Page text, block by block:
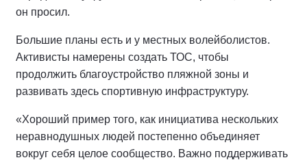
он просил.
Большие планы есть и у местных волейболистов.
Активисты намерены создать ТОС, чтобы
продолжить благоустройство пляжной зоны и
развивать здесь спортивную инфраструктуру.
«Хороший пример того, как инициатива нескольких
неравнодушных людей постепенно объединяет
вокруг себя целое сообщество. Важно поддерживать